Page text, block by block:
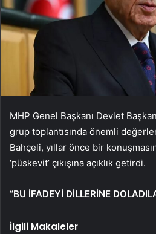
MHP Genel Başkanı Devlet
grup toplantısında önemli
Bahçeli, yıllar önce bir
‘püskevit’ çıkışına açıklık getirdi.
“BU İFADEYİ DİLLERİNE
İlgili Makaleler